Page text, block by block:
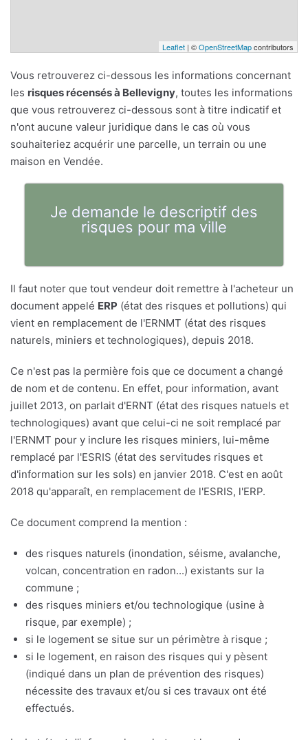
Leaflet | ©OpenStreetMapcontributors
Vous retrouverez ci-dessous les informations concernant
les risques récensés à Bellevigny, toutes les informations
que vous retrouverez ci-dessous sont à titre indicatif et
n'ont aucune valeur juridique dans le cas où vous
souhaiteriez acquérir une parcelle, un terrain ou une
maison en Vendée.
Je demande le descriptif des
risques pour ma ville
Il faut noter que tout vendeur doit remettre à l'acheteur un
document appelé ERP (état des risques et pollutions) qui
vient en remplacement de l'ERNMT (état des risques
naturels, miniers et technologiques), depuis 2018.
Ce n'est pas la permière fois que ce document a changé
de nom et de contenu. En effet, pour information, avant
juillet 2013, on parlait d'ERNT (état des risques natuels et
technologiques) avant que celui-ci ne soit remplacé par
l'ERNMT pour y inclure les risques miniers, lui-même
remplacé par l'ESRIS (état des servitudes risques et
d'information sur les sols) en janvier 2018. C'est en août
2018 qu'apparaît, en remplacement de l'ESRIS, l'ERP.
Ce document comprend la mention :
des risques naturels (inondation, séisme, avalanche,
volcan, concentration en radon...) existants sur la
commune ;
des risques miniers et/ou technologique (usine à
risque, par exemple) ;
si le logement se situe sur un périmètre à risque ;
si le logement, en raison des risques qui y pèsent
(indiqué dans un plan de prévention des risques)
nécessite des travaux et/ou si ces travaux ont été
effectués.